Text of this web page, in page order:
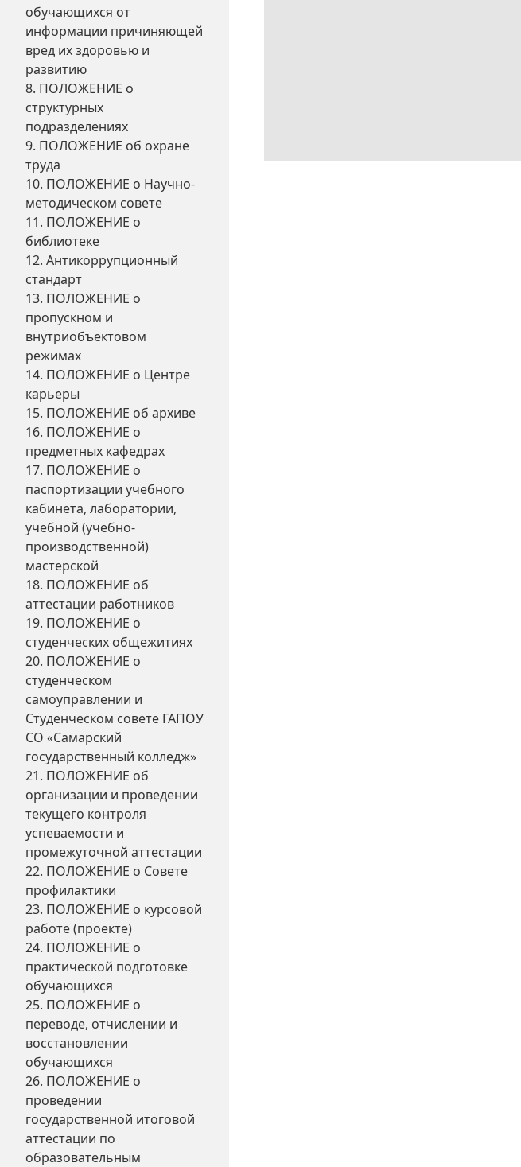
обучающихся от
информации причиняющей
вред их здоровью и
развитию
8. ПОЛОЖЕНИЕ о
структурных
подразделениях
9. ПОЛОЖЕНИЕ об охране
труда
10. ПОЛОЖЕНИЕ о Научно-
методическом совете
11. ПОЛОЖЕНИЕ о
библиотеке
12. Антикоррупционный
стандарт
13. ПОЛОЖЕНИЕ о
пропускном и
внутриобъектовом
режимах
14. ПОЛОЖЕНИЕ о Центре
карьеры
15. ПОЛОЖЕНИЕ об архиве
16. ПОЛОЖЕНИЕ о
предметных кафедрах
17. ПОЛОЖЕНИЕ о
паспортизации учебного
кабинета, лаборатории,
учебной (учебно-
производственной)
мастерской
18. ПОЛОЖЕНИЕ об
аттестации работников
19. ПОЛОЖЕНИЕ о
студенческих общежитиях
20. ПОЛОЖЕНИЕ о
студенческом
самоуправлении и
Студенческом совете ГАПОУ
СО «Самарский
государственный колледж»
21. ПОЛОЖЕНИЕ об
организации и проведении
текущего контроля
успеваемости и
промежуточной аттестации
22. ПОЛОЖЕНИЕ о Совете
профилактики
23. ПОЛОЖЕНИЕ о курсовой
работе (проекте)
24. ПОЛОЖЕНИЕ о
практической подготовке
обучающихся
25. ПОЛОЖЕНИЕ о
переводе, отчислении и
восстановлении
обучающихся
26. ПОЛОЖЕНИЕ о
проведении
государственной итоговой
аттестации по
образовательным